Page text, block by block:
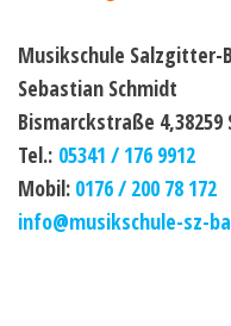
Musikschule Salzgitter-
Sebastian Schmidt
Bismarckstraße
Tel.: 05341 / 176 9912
Mobil: 0176 / 200 78 172
info@musikschule-sz-